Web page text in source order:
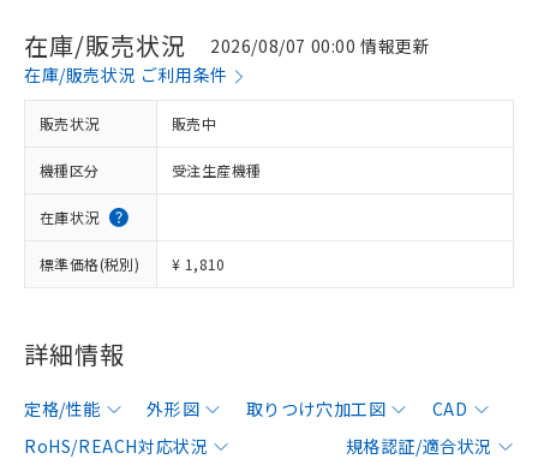
在庫/販売状況
2026/08/07 00:00 情報更新
在庫/販売状況 ご利用条件
販売状況 販売中
機種区分 受注生産機種
在庫状況
標準価格(税別) ¥ 1,810
詳細情報
定格/性能 外形図 取りつけ穴加工図
CAD
RoHS/REACH対応状況
規格認証/適合状況